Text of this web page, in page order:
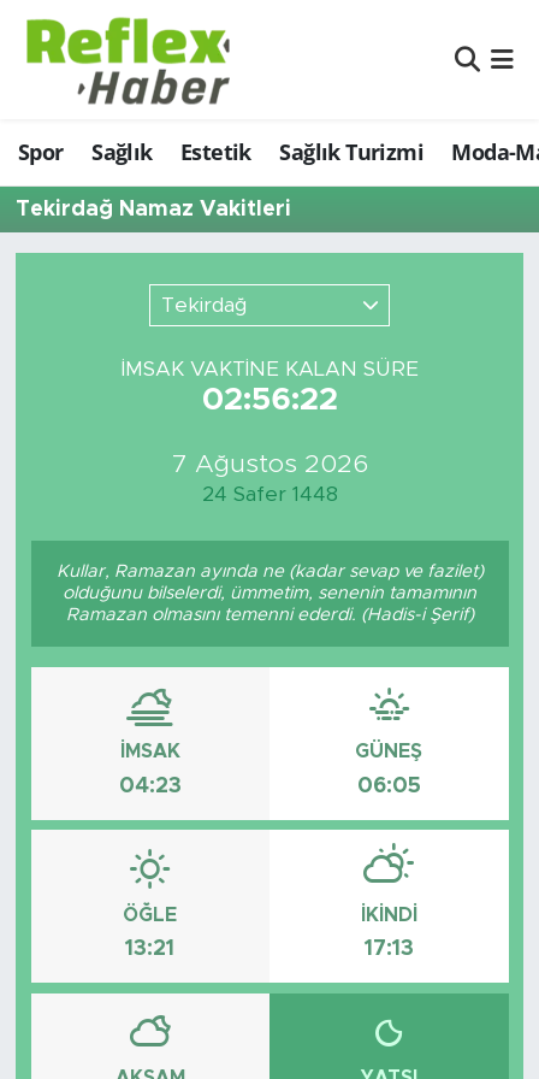
Spor Sağlık Estetik Sağlık Turizmi Moda-
Tekirdağ Namaz Vakitleri
Tekirdağ
İMSAK VAKTİNE KALAN SÜRE
02:56:22
7 Ağustos 2026
24 Safer 1448
Kullar, Ramazan ayında ne (kadar sevap ve fazilet)
olduğunu bilselerdi, ümmetim, senenin tamamının
Ramazan olmasını temenni ederdi. (Hadis-i Şerif)
İMSAK
04:23
GÜNEŞ
06:05
ÖĞLE
13:21
İKINDI
17:13
Eğitim
Estetik
Firmalardan
Moda-Magazin-Eğlence
Sanat
Spor
Teknoloji
Nöbetçi Eczaneler
Hava Durumu
Namaz Vakitleri
Tüm Manşetler
Son Dakika Haberleri